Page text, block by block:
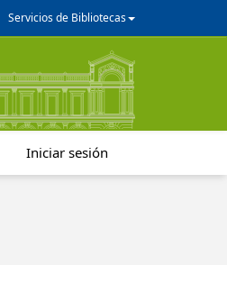
Servicios de Bibliotecas
Iniciar sesión